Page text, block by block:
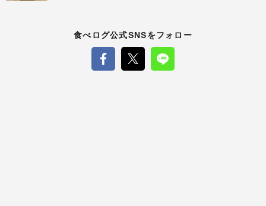
食べログ公式SNSをフォロー